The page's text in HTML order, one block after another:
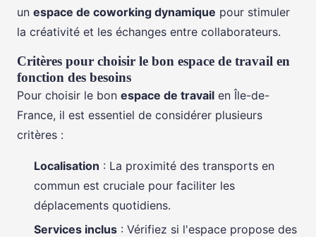
un espace de coworking dynamique pour stimuler
la créativité et les échanges entre collaborateurs.
Critères pour choisir le bon espace de travail en
fonction des besoins
Pour choisir le bon espace de travail en Île-de-
France, il est essentiel de considérer plusieurs
critères :
Localisation : La proximité des transports en
commun est cruciale pour faciliter les
déplacements quotidiens.
Services inclus : Vérifiez si l'espace propose des